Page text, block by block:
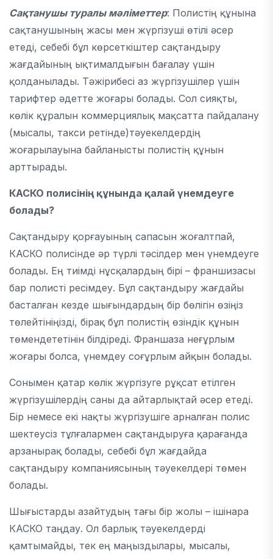
Сақтанушы туралы мәліметтер: Полистің құнына
сақтанушының жасы мен жүргізуші өтілі әсер
етеді, себебі бұл көрсеткіштер сақтандыру
жағдайының ықтималдығын бағалау үшін
қолданылады. Тәжірибесі аз жүргізушілер үшін
тарифтер әдетте жоғары болады. Сол сияқты,
көлік құралын коммерциялық мақсатта пайдалану
(мысалы, такси ретінде)тәуекелдердің
жоғарылауына байланысты полистің құнын
арттырады.
КАСКО полисінің құнында қалай үнемдеуге
болады?
Сақтандыру қорғауының сапасын жоғалтпай,
КАСКО полисінде әр түрлі тәсілдер мен үнемдеуге
болады. Ең тиімді нұсқалардың бірі – франшизасы
бар полисті ресімдеу. Бұл сақтандыру жағдайы
басталған кезде шығындардың бір бөлігін өзіңіз
төлейтініңізді, бірақ бұл полистің өзіндік құнын
төмендететінін білдіреді. Франшаза неғұрлым
жоғары болса, үнемдеу соғұрлым айқын болады.
Сонымен қатар көлік жүргізуге рұқсат етілген
жүргізушілердің саны да айтарлықтай әсер етеді.
Бір немесе екі нақты жүргізушіге арналған полис
шектеусіз тұлғалармен сақтандыруға қарағанда
арзанырақ болады, себебі бұл жағдайда
сақтандыру компаниясының тәуекелдері төмен
болады.
Шығыстарды азайтудың тағы бір жолы – ішінара
КАСКО таңдау. Ол барлық тәуекелдерді
қамтымайды, тек ең маңыздылары, мысалы,